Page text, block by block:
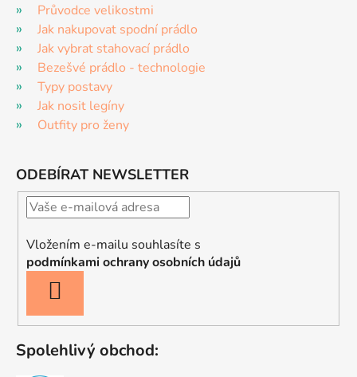
Průvodce velikostmi
Jak nakupovat spodní prádlo
Jak vybrat stahovací prádlo
Bezešvé prádlo - technologie
Typy postavy
Jak nosit legíny
Outfity pro ženy
ODEBÍRAT NEWSLETTER
Vložením e-mailu souhlasíte s
podmínkami ochrany osobních údajů
SE
Spolehlivý obchod: